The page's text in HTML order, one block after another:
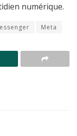
numérique.
Meta